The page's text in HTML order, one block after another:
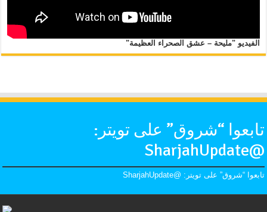
الفيديو "مليحة – عشق الصحراء العظيمة"
تابعوا “شروق” على تويتر:
@SharjahUpdate
تابعوا “شروق” على تويتر: @SharjahUpdate